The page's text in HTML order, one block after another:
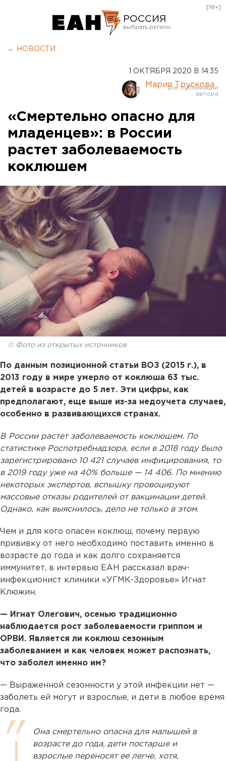
РОССИЯ
Курган
Оренбург
[18+]
← НОВОСТИ
1 ОКТЯБРЯ 2020 В 14:35
Мария Трускова
«Смертельно опасно для
младенцев»: в России
растет заболеваемость
коклюшем
© Фото из открытых источников
По данным позиционной статьи ВОЗ (2015 г.), в
2013 году в мире умерло от коклюша 63 тыс.
детей в возрасте до 5 лет. Эти цифры, как
предполагают, еще выше из-за недоучета случаев,
особенно в развивающихся странах.
В России растет заболеваемость коклюшем. По
статистике Роспотребнадзора, если в 2018 году было
зарегистрировано 10 421 случаев инфицирования, то
в 2019 году уже на 40% больше — 14 406. По мнению
некоторых экспертов, вспышку провоцируют
массовые отказы родителей от вакцинации детей.
Однако, как выяснилось, дело не только в этом.
Чем и для кого опасен коклюш, почему первую
прививку от него необходимо поставить именно в
возрасте до года и как долго сохраняется
иммунитет, в интервью ЕАН рассказал врач-
инфекционист клиники «УГМК-Здоровье» Игнат
Клюжин.
— Игнат Олегович, осенью традиционно
наблюдается рост заболеваемости гриппом и
ОРВИ. Является ли коклюш сезонным
заболеванием и как человек может распознать,
что заболел именно им?
— Выраженной сезонности у этой инфекции нет —
заболеть ей могут и взрослые, и дети в любое время
года.
Она смертельно опасна для малышей в
возрасте до года, дети постарше и
взрослые переносят ее легче, хотя,